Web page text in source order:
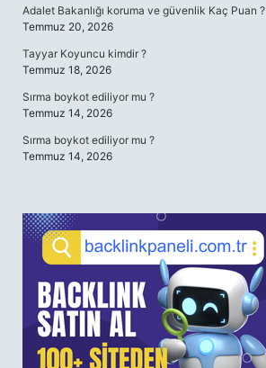
Adalet Bakanlığı koruma ve güvenlik Kaç Puan ?
Temmuz 20, 2026
Tayyar Koyuncu kimdir ?
Temmuz 18, 2026
Sırma boykot ediliyor mu ?
Temmuz 14, 2026
Sırma boykot ediliyor mu ?
Temmuz 14, 2026